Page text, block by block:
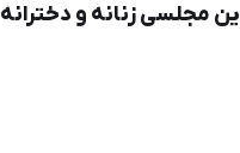
مجلسی زنانه و دخترانه